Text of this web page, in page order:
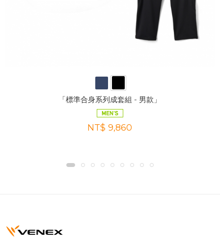
「標準合身系列成套組 - 男款」
NT$ 9,860